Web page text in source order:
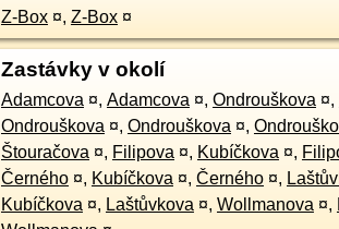
Z-Box ¤, Z-Box ¤
Zastávky v okolí
Adamcova ¤, Adamcova ¤, Ondrouškova ¤,
Ondrouškova ¤, Ondrouškova ¤,
Štouračova ¤, Filipova ¤, Kubíčkova ¤,
Černého ¤, Kubíčkova ¤, Černého ¤,
Kubíčkova ¤, Laštůvkova ¤, Wollmanova ¤,